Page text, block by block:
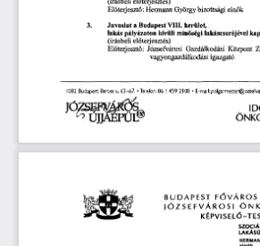
Előterjesztő: Hermann György bizottsági elnök
3.
Javaslat a Budapest VIII. kerület,
lakás pályázaton kívüli minőségi lakáscseréjével
(írásbeli előterjesztés)
Előterjesztő: Józsefvárosi Gazdálkodási Központ
vagyongazdálkodási igazgató
1082 Budapest Baross u 63-67. • Telefon: 06 I 459 2IW • E-mail:
ID
Ö
BUDAPEST F Ő VÁROS
JÓZSEFVÁROSI
KÉPVISELŐ -
elnök